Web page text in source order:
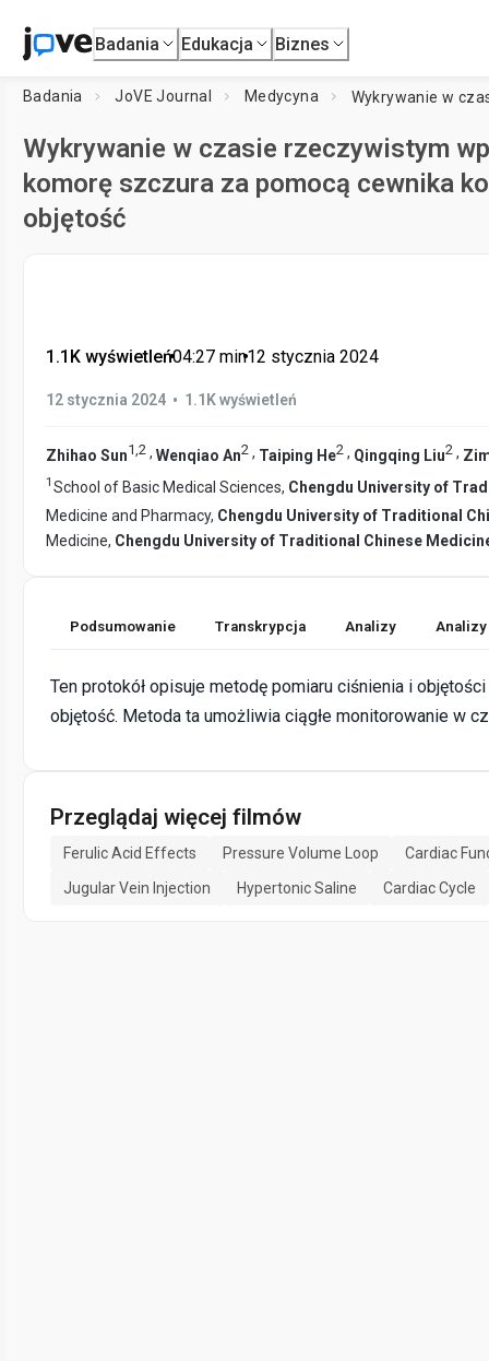
Badania Edukacja Biznes
Badania JoVE Journal Medycyna
Wykrywanie w czasie rzeczywistym
komorę szczura za pomocą cewnika
objętość
1.1K wyświetleń•04:27 min•12 stycznia 2024
12 stycznia 2024 • 1.1K wyświetleń
Zhihao Sun1,2 , Wenqiao An2 , Taiping He2 , Qingqing Liu2 ,
1 School of Basic Medical Sciences, Chengdu University of
Medicine and Pharmacy, Chengdu University of Traditional
Medicine, Chengdu University of Traditional Chinese
Podsumowanie Transkrypcja Analizy
Ten protokół opisuje metodę pomiaru ciśnienia i
objętość. Metoda ta umożliwia ciągłe monitorowanie w
Przeglądaj więcej filmów
Ferulic Acid Effects Pressure Volume Loop
Cardiac
Jugular Vein Injection
Hypertonic Saline Cardiac Cycle